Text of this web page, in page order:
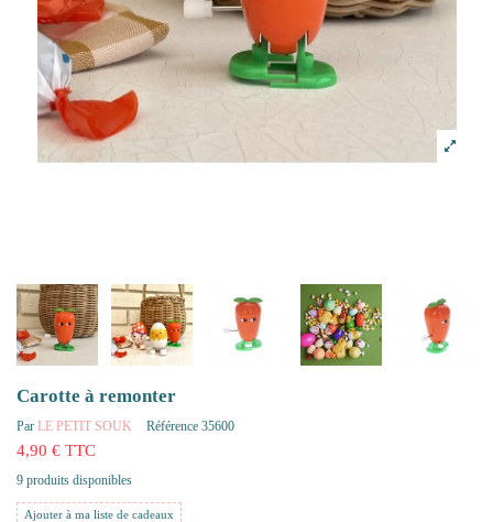
Carotte à remonter
Par LE PETIT SOUK Référence 35600
4,90 € TTC
9 produits disponibles
Ajouter à ma liste de cadeaux